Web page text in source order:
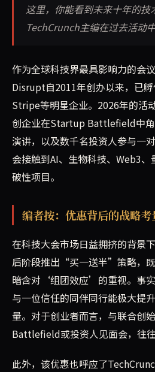
这里，你能看到未来十年的
TechCrunch主编在过去活动中
作为全球科技界最具影响力的会
Disrupt自2011年创办以来，已
Stripe等明星企业。2026年的活
创企业在Startup Battlefield中
演讲，以及数千名投资人参与一
会接触到AI、生物科技、Web3
破性项目。
编者按：优惠背后的战略考
在科技大会市场日益拥挤的背景
后阶段推出“买一送半”策略，
暗含对‘组团效应’的重视。事实
与一位信任的同伴同行能极大提
量。对于创业者而言，与联合创
Battlefield或投资人见面会，往往
此外，该优惠也呼应了